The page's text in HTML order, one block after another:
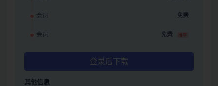
会员 免费
会员 免费 推荐
登录后下载
其他信息